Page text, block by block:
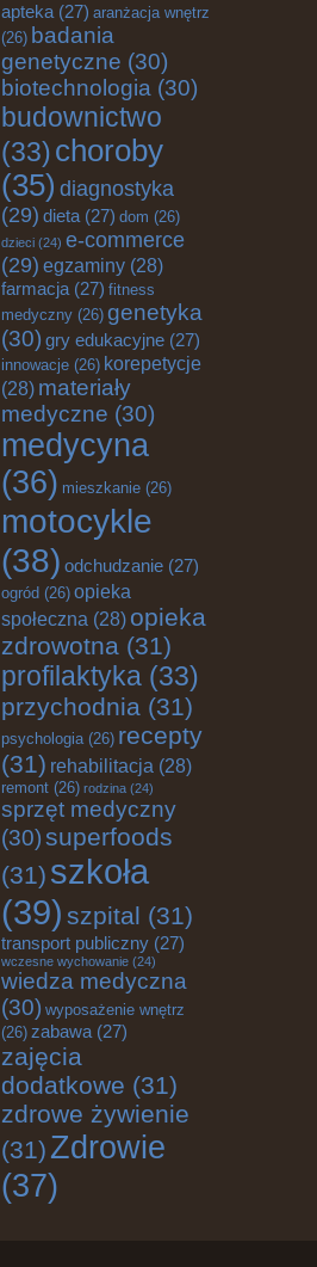
apteka (27) aranżacja wnętrz
(26) badania
genetyczne (30)
biotechnologia (30)
budownictwo
(33)choroby
(35) diagnostyka
(29) dieta (27) dom (26)
dzieci (24) e-commerce
(29) egzaminy (28)
farmacja (27) fitness
medyczny (26) genetyka
(30) gry edukacyjne (27)
innowacje (26) korepetycje
(28) materiały
medyczne (30)
medycyna
(36) mieszkanie (26)
motocykle
(38) odchudzanie (27)
ogród (26) opieka
społeczna (28) opieka
zdrowotna (31)
profilaktyka (33)
przychodnia (31)
psychologia(26) recepty
(31) rehabilitacja (28)
remont (26) rodzina (24)
sprzęt medyczny
(30)superfoods
(31) szkoła
(39) szpital (31)
transport publiczny (27)
wczesne wychowanie (24)
wiedza medyczna
(30) wyposażenie wnętrz
(26) zabawa (27)
zajęcia
dodatkowe (31)
zdrowe żywienie
(31) Zdrowie
(37)